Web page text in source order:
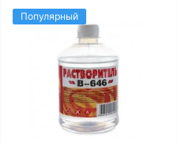
Популярный